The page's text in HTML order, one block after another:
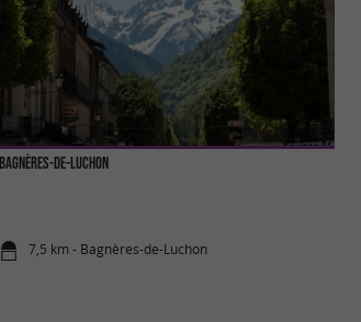
Bagnères-de-Luchon
7,5 km - Bagnères-de-Luchon